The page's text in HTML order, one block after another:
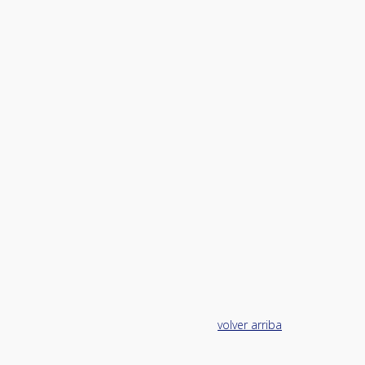
volver arriba